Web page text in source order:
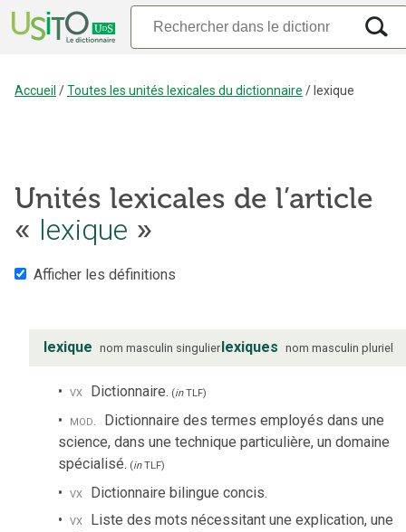
Accueil /Toutes les unités lexicales du dictionnaire / lexique
Unités lexicales de l’article
« lexique »
Afficher les définitions
lexique nom masculin singulierlexiques nom masculin pluriel
vx Dictionnaire. (inTLF)
mod. Dictionnaire des termes employés dans une
science, dans une technique particulière, un domaine
spécialisé. (inTLF)
vx Dictionnaire bilingue concis.
vx Liste des mots nécessitant une explication, une